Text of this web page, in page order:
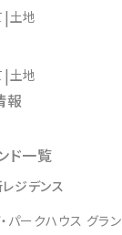
土地
土地
報
ド一覧
ジデンス
パークハウス グラン